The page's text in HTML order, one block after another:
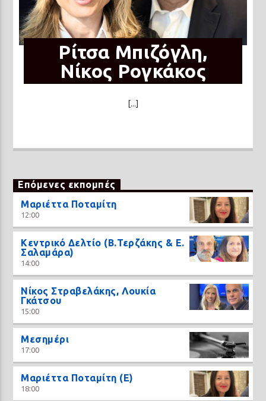
Ρίτσα Μπιζόγλη,
Νίκος Ρογκάκος
[...]
Επόμενες εκπομπές
Μαριέττα Ποταμίτη
12:00
Κεντρικό Δελτίο (Β.Τερζάκης & Ε.
Σαλαμάρα)
14:00
Νίκος Στραβελάκης, Λουκία
Γκάτσου
15:00
Μεσημέρι
17:00
Μαριέττα Ποταμίτη (Ε)
18:00